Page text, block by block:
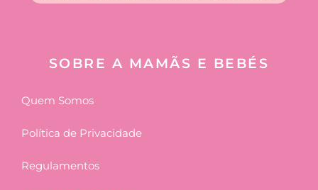
SOBRE A MAMÃS E BEBÉS
Quem Somos
Política de Privacidade
Regulamentos